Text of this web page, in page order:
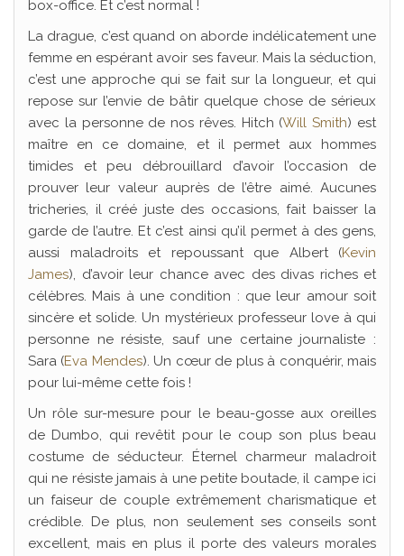
box-office. Et c’est normal !
La drague, c’est quand on aborde indélicatement une
femme en espérant avoir ses faveur. Mais la séduction,
c’est une approche qui se fait sur la longueur, et qui
repose sur l’envie de bâtir quelque chose de sérieux
avec la personne de nos rêves. Hitch (Will Smith) est
maître en ce domaine, et il permet aux hommes
timides et peu débrouillard d’avoir l’occasion de
prouver leur valeur auprès de l’être aimé. Aucunes
tricheries, il créé juste des occasions, fait baisser la
garde de l’autre. Et c’est ainsi qu’il permet à des gens,
aussi maladroits et repoussant que Albert (Kevin
James), d’avoir leur chance avec des divas riches et
célèbres. Mais à une condition : que leur amour soit
sincère et solide. Un mystérieux professeur love à qui
personne ne résiste, sauf une certaine journaliste :
Sara (Eva Mendes). Un cœur de plus à conquérir, mais
pour lui-même cette fois !
Un rôle sur-mesure pour le beau-gosse aux oreilles
de Dumbo, qui revêtit pour le coup son plus beau
costume de séducteur. Éternel charmeur maladroit
qui ne résiste jamais à une petite boutade, il campe ici
un faiseur de couple extrêmement charismatique et
crédible. De plus, non seulement ses conseils sont
excellent, mais en plus il porte des valeurs morales